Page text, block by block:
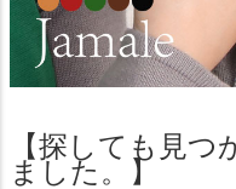
【探しても見つ
ました。】